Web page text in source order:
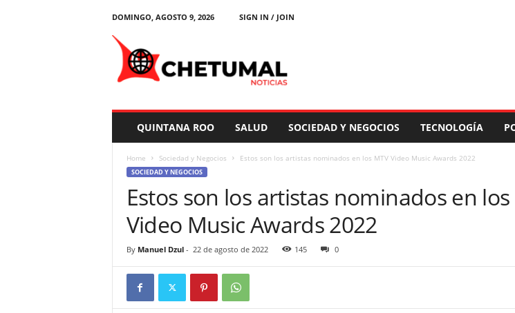
DOMINGO, AGOSTO 9, 2026
SIGN IN / JOIN
QUINTANA ROO SALUD SOCIEDAD Y NEGOCIOS TECNOLOGÍA
Home Sociedad y Negocios Estos son los artistas nominados en los MTV Video Music Awards 2022
SOCIEDAD Y NEGOCIOS
Estos son los artistas nominados en los
Video Music Awards 2022
By Manuel Dzul- 22 de agosto de 2022 145 0